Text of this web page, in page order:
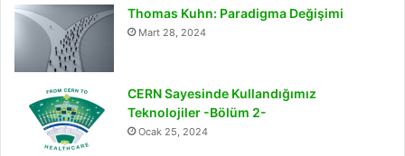
Thomas Kuhn: Paradigma Değişimi
Mart 28, 2024
CERN Sayesinde Kullandığımız
Teknolojiler -Bölüm 2-
Ocak 25, 2024